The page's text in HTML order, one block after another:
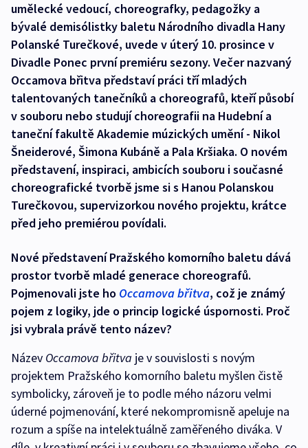
umělecké vedoucí, choreografky, pedagožky a
bývalé demisólistky baletu Národního divadla Hany
Polanské Turečkové, uvede v úterý 10. prosince v
Divadle Ponec první premiéru sezony. Večer nazvaný
Occamova břitva představí práci tří mladých
talentovaných tanečníků a choreografů, kteří působí
v souboru nebo studují choreografii na Hudební a
taneční fakultě Akademie múzických umění - Nikol
Šneiderové, Šimona Kubáně a Pala Kršiaka. O novém
představení, inspiraci, ambicích souboru i současné
choreografické tvorbě jsme si s Hanou Polanskou
Turečkovou, supervizorkou nového projektu, krátce
před jeho premiérou povídali.
Nové představení Pražského komorního baletu dává
prostor tvorbě mladé generace choreografů.
Pojmenovali jste ho Occamova břitva, což je známý
pojem z logiky, jde o princip logické úspornosti. Proč
jsi vybrala právě tento název?
Název Occamova břitva je v souvislosti s novým
projektem Pražského komorního baletu myšlen čistě
symbolicky, zároveň je to podle mého názoru velmi
úderné pojmenování, které nekompromisně apeluje na
rozum a spíše na intelektuálně zaměřeného diváka. V